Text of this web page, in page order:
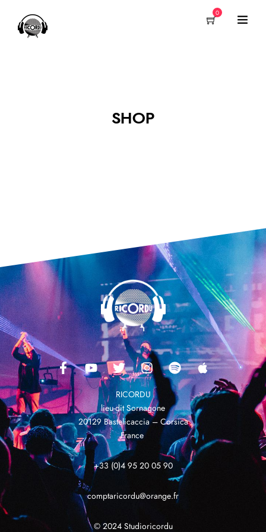
0
SHOP
RICORDU
lieu-dit Sornagone
20129 Bastelicaccia – Corsica
France
+33 (0)4 95 20 05 90
comptaricordu@orange.fr
© 2024 Studioricordu